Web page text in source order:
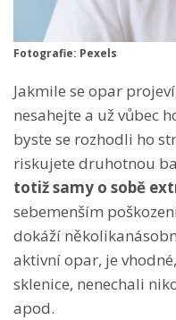
Fotografie: Pexels
Jakmile se opar
nesahejte a už vůbec
byste se rozhodli ho
riskujete druhotnou
totiž samy o sobě
sebemenším
dokáží
aktivní opar, je
sklenice, nenechali
apod.